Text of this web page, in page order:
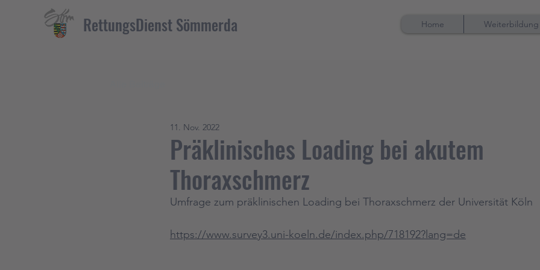
RettungsDienst Sömmerda Home Weiterbildung
Präklinisches Loading bei akutem
Thoraxschmerz
11. Nov. 2022
Umfrage zum präklinischen Loading bei Thoraxschmerz der Universität Köln
https://www.survey3.uni-koeln.de/index.php/718192?lang=de